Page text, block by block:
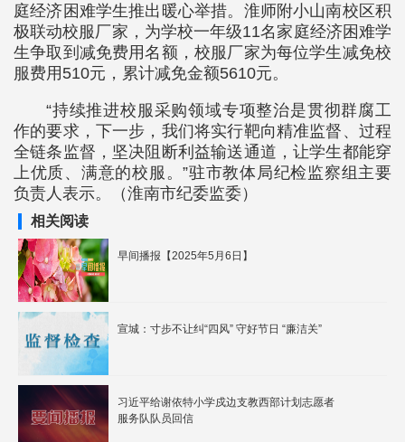
庭经济困难学生推出暖心举措。淮师附小山南校区积
极联动校服厂家，为学校一年级11名家庭经济困难学
生争取到减免费用名额，校服厂家为每位学生减免校
服费用510元，累计减免金额5610元。
“持续推进校服采购领域专项整治是贯彻群腐工
作的要求，下一步，我们将实行靶向精准监督、过程
全链条监督，坚决阻断利益输送通道，让学生都能穿
上优质、满意的校服。”驻市教体局纪检监察组主要
负责人表示。（淮南市纪委监委）
相关阅读
早间播报【2025年5月6日】
宣城：寸步不让纠“四风” 守好节日 “廉洁关”
习近平给谢依特小学戍边支教西部计划志愿者
服务队队员回信